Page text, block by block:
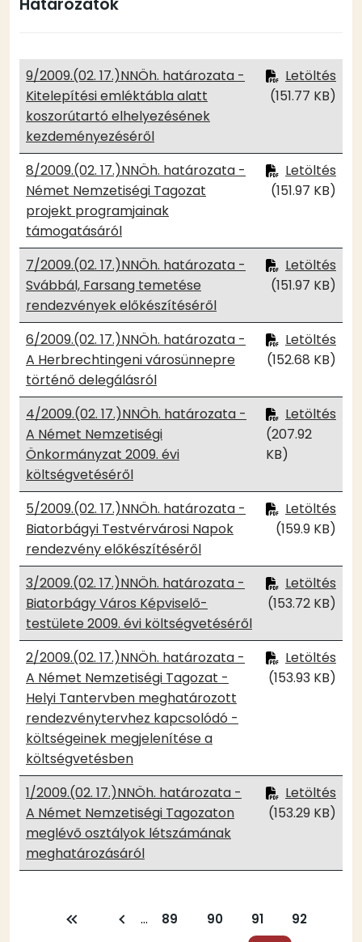
Határozatok
9/2009.(02. 17.)NNÖh. határozata -
Kitelepítési emléktábla alatt
koszorútartó elhelyezésének
kezdeményezéséről
Letöltés
(151.77 KB)
8/2009.(02. 17.)NNÖh. határozata -
Német Nemzetiségi Tagozat
projekt programjainak
támogatásáról
Letöltés
(151.97 KB)
7/2009.(02. 17.)NNÖh. határozata -
Svábbál, Farsang temetése
rendezvények előkészítéséről
Letöltés
(151.97 KB)
6/2009.(02. 17.)NNÖh. határozata -
A Herbrechtingeni városünnepre
történő delegálásról
Letöltés
(152.68 KB)
4/2009.(02. 17.)NNÖh. határozata -
A Német Nemzetiségi
Önkormányzat 2009. évi
költségvetéséről
Letöltés
(207.92
KB)
5/2009.(02. 17.)NNÖh. határozata -
Biatorbágyi Testvérvárosi Napok
rendezvény előkészítéséről
Letöltés
(159.9 KB)
3/2009.(02. 17.)NNÖh. határozata -
Biatorbágy Város Képviselő-
testülete 2009. évi költségvetéséről
Letöltés
(153.72 KB)
2/2009.(02. 17.)NNÖh. határozata -
A Német Nemzetiségi Tagozat -
Helyi Tantervben meghatározott
rendezvénytervhez kapcsolódó -
költségeinek megjelenítése a
költségvetésben
Letöltés
(153.93 KB)
1/2009.(02. 17.)NNÖh. határozata -
A Német Nemzetiségi Tagozaton
meglévő osztályok létszámának
meghatározásáról
Letöltés
(153.29 KB)
Oldalszámozás
Első Előző
… Oldal
89 Oldal
90 Oldal
91 Oldal
92